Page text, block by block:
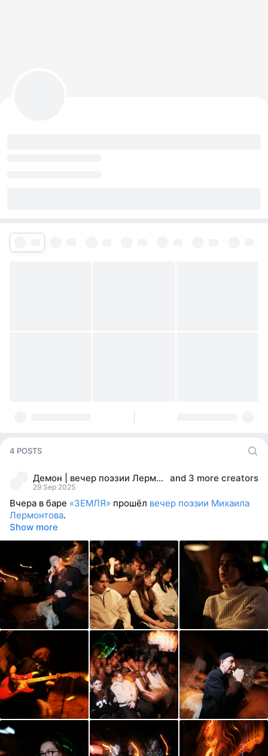
4 POSTS
Демон | вечер поэзии Лермонтова—28.09—бар Земля and 3 more creators
29 Sep 2025
Вчера в баре «ЗЕМЛЯ» прошёл вечер поэзии Михаила
Лермонтова.
Show more